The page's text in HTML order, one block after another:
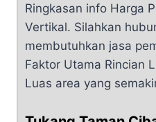
Ringkasan info Harga
Vertikal. Silahkan
membutuhkan jasa
Faktor Utama Rincian
Luas area yang